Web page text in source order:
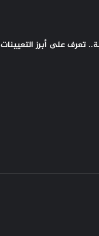
تعرف على أبرز التعيينات